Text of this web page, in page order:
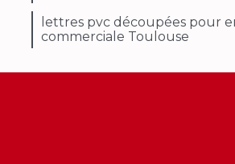
lettres pvc découpées pour
commerciale Toulouse